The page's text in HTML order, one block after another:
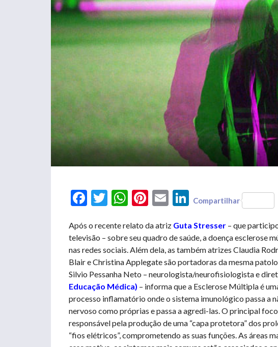
FacebookTwitterWhatsAppPinterest
Email LinkedIn
Compartilhar
Após o recente relato da atriz Guta Stresser– que
televisão – sobre seu quadro de saúde, a doença esclerose
nas redes sociais. Além dela, as também atrizes Claudia
Blair e Christina Applegate são portadoras da mesma
Silvio Pessanha Neto – neurologista/neurofisiologista e
Educação Médica) – informa que a Esclerose Múltipla é
processo inflamatório onde o sistema imunológico passa a
nervoso como próprias e passa a agredi-las. O principal
responsável pela produção de uma “capa protetora” dos
“fios elétricos”, comprometendo as suas funções. As áreas